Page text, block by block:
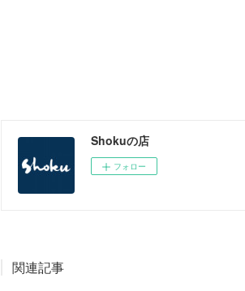
Shokuの店
フォロー
関連記事